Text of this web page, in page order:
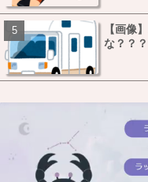
【画像
な？？？